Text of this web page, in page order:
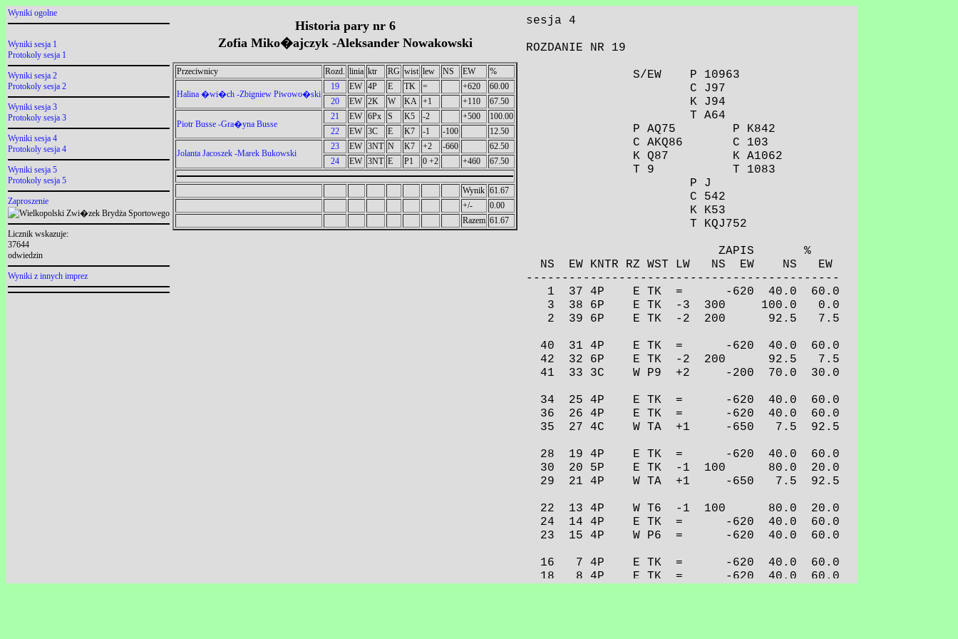
Wyniki ogolne
Wyniki sesja 1
Protokoly sesja 1
Wyniki sesja 2
Protokoly sesja 2
Wyniki sesja 3
Protokoly sesja 3
Wyniki sesja 4
Protokoly sesja 4
Wyniki sesja 5
Protokoly sesja 5
Zaproszenie
Licznik wskazuje:
37644
odwiedzin
Wyniki z innych imprez
Historia pary nr 6
Zofia Miko�ajczyk -Aleksander Nowakowski
Przeciwnicy Rozd. linia ktr RG wist lew NS EW %
Halina �wi�ch -Zbigniew Piwowo�ski
19 EW 4P E TK = +620
60.00
20
EW 2K W KA +1 +110 67.50
Piotr Busse -Gra�yna Busse
21 EW 6Px S K5 -2 +500
100.00
22
EW 3C E K7 -1 -100 12.50
Jolanta Jacoszek -Marek Bukowski
23 EW 3NT N K7 +2 -660
62.50
24
EW 3NT E P1 0 +2 +460 67.50
Wynik 61.67
+/-
0.00
Razem 61.67